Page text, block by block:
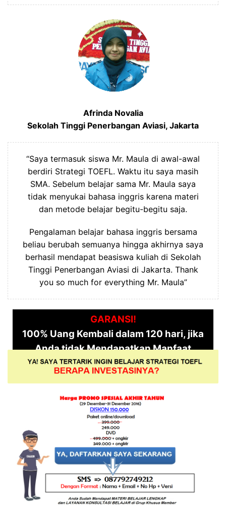
Afrinda Novalia
Sekolah Tinggi Penerbangan Aviasi, Jakarta
“Saya termasuk siswa Mr. Maula di awal-awal
berdiri Strategi TOEFL. Waktu itu saya masih
SMA. Sebelum belajar sama Mr. Maula saya
tidak menyukai bahasa inggris karena materi
dan metode belajar begitu-begitu saja.
Pengalaman belajar bahasa inggris bersama
beliau berubah semuanya hingga akhirnya saya
berhasil mendapat beasiswa kuliah di Sekolah
Tinggi Penerbangan Aviasi di Jakarta. Thank
you so much for everything Mr. Maula”
GARANSI!
100% Uang Kembali dalam 120 hari, jika
Anda tidak Mendapatkan Manfaat
APAPUN dari materi dan fasilitas Belajar
STRATEGI TOEFL ini..